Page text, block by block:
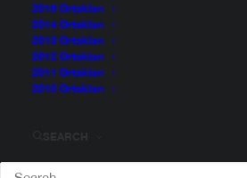
2015 Ortakları
2014 Ortakları
2013 Ortakları
2012 Ortakları
2011 Ortakları
2010 Ortakları